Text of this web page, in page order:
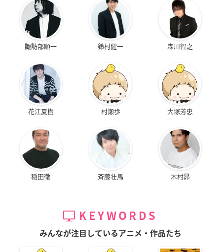
諏訪部順一 鈴村健一 森川智之
花江夏樹 村瀬歩 大塚芳忠
稲田徹 斉藤壮馬 木村昴
KEYWORDS
みんなが注目しているアニメ・作品たち